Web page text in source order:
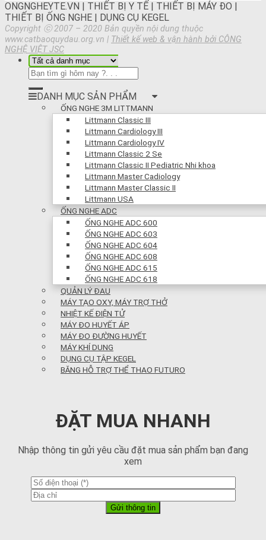
ONGNGHEYTE.VN | THIẾT BỊ Y TẾ | THIẾT BỊ MÁY ĐO |
THIẾT BỊ ỐNG NGHE | DỤNG CỤ KEGEL
Copyright ⓒ 2007 – 2020 Bản quyền nội dung thuộc
www.catbaoquydau.org.vn | Thiết kế web & vận hành bởi CÔNG
NGHỆ VIỆT JSC
DANH MỤC SẢN PHẨM
ỐNG NGHE 3M LITTMANN
Littmann Classic III
Littmann Cardiology III
Littmann Cardiology IV
Littmann Classic 2 Se
Littmann Classic II Pediatric Nhi khoa
Littmann Master Cadiology
Littmann Master Classic II
Littmann USA
ỐNG NGHE ADC
ỐNG NGHE ADC 600
ỐNG NGHE ADC 603
ỐNG NGHE ADC 604
ỐNG NGHE ADC 608
ỐNG NGHE ADC 615
ỐNG NGHE ADC 618
QUẢN LÝ ĐAU
MÁY TẠO OXY, MÁY TRỢ THỞ
NHIỆT KẾ ĐIỆN TỬ
MÁY ĐO HUYẾT ÁP
MÁY ĐO ĐƯỜNG HUYẾT
MÁY KHÍ DUNG
DỤNG CỤ TẬP KEGEL
BĂNG HỖ TRỢ THỂ THAO FUTURO
ĐẶT MUA NHANH
Nhập thông tin gửi yêu cầu đặt mua sản phẩm bạn đang
xem